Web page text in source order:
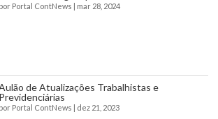
por Portal ContNews mar 28, 2024
de Atualizações Trabalhistas e
Previdenciárias
por Portal ContNews dez 21, 2023